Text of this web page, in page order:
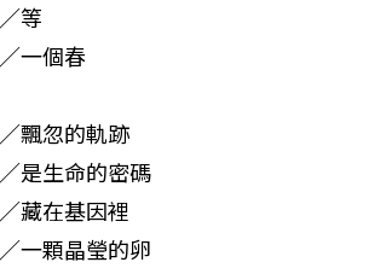
／等
／一個春
／飄忽的軌跡
／是生命的密碼
／藏在基因裡
／一顆晶瑩的卵